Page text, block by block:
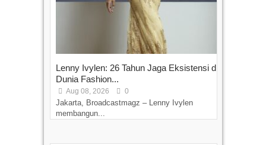
Lenny Ivylen: 26 Tahun Jaga Eksistensi di
Dunia Fashion...
Aug 08, 2026 0
Jakarta, Broadcastmagz – Lenny Ivylen
membangun...